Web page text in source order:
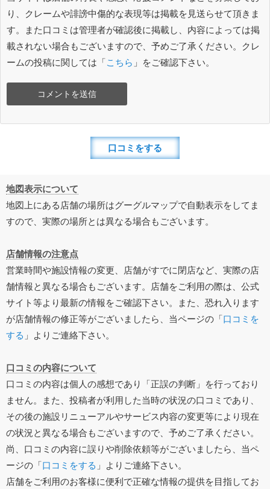
り、クレームや誹謗中傷的な表現等は掲載を見送らせて頂きま
す。また口コミは管理者が確認後に掲載し、内容によっては掲
載されない場合もございますので、予めご了承ください。クレ
ームの投稿に関しては「こちら 」をご確認下さい。
口コミをする
地図表示について
地図上にある店舗の場所はグーグルマップで自動表示をしてま
すので、実際の場所とは異なる場合もございます。
店舗情報の注意点
営業時間や施設情報の変更、店舗がすでに閉店など、実際の店
舗情報と異なる場合もございます。店舗をご利用の際は、公式
サイト等より最新の情報をご確認下さい。また、恐れ入ります
が店舗情報の修正等がございましたら、当ページの「口コミを
する 」よりご連絡下さい。
口コミの内容について
口コミの内容は個人の感想であり「正誤の判断」を行っており
ません。また、投稿者が利用した当時の状況の口コミであり、
その後の施設リニューアルやサービス内容の変更等により現在
の状況と異なる場合もございますので、予めご了承ください。
尚、口コミの内容に誤りや削除依頼等がございましたら、当ペ
ージの「口コミをする 」よりご連絡下さい。
店舗をご利用のお客様に便利で正確な情報の提供を目指してお